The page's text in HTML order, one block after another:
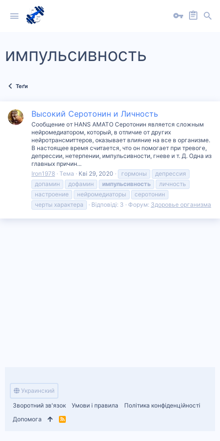
импульсивность
Теґи
Высокий Серотонин и Личность
Сообщение от HANS AMATO Серотонин является сложным
нейромедиатором, который, в отличие от других
нейротрансмиттеров, оказывает влияние на все в организме.
В настоящее время считается, что он помогает при тревоге,
депрессии, нетерпении, импульсивности, гневе и т. Д. Одна из
главных причин...
Iron1978 Тема Кві 29, 2020 гормоны
депрессия
допамин
дофамин импульсивность
личность
настроение
нейромедиаторы
серотонин
черты характера
Відповіді: 3 Форум: Здоровье организма
Украинский
Зворотний зв'язок
Умови і правила
Політика конфіденційності
Допомога
R